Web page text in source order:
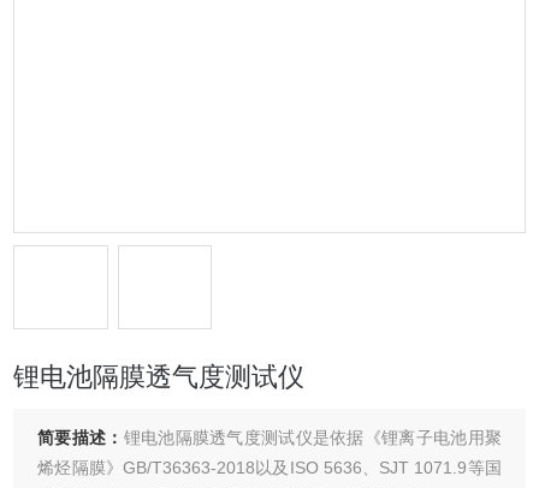
锂电池隔膜透气度测试仪
简要描述： 锂电池隔膜透气度测试仪是依据《锂离子电池用聚
烯烃隔膜》GB/T36363-2018以及ISO 5636、SJT 1071.9等国